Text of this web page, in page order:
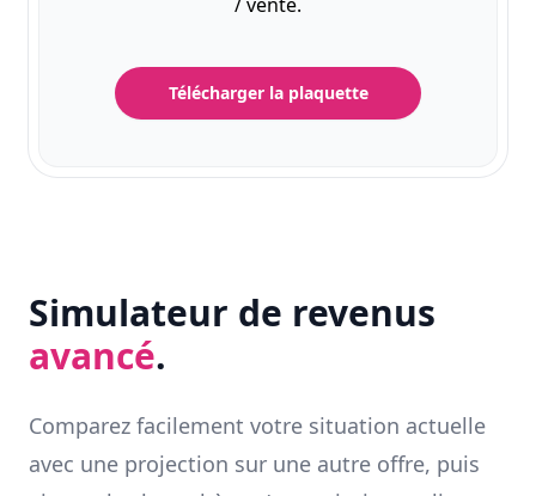
Télécharger la plaquette
Simulateur de revenus
avancé.
Comparez facilement votre situation actuelle
avec une projection sur une autre offre, puis